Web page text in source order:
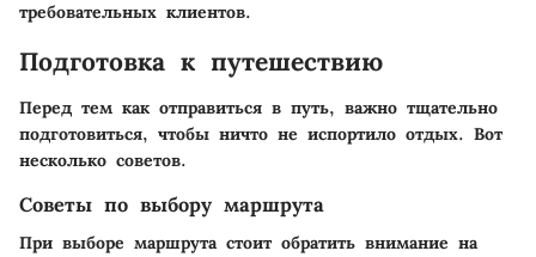
требовательных клиентов.
Подготовка к путешествию
Перед тем как отправиться в путь, важно тщательно
подготовиться, чтобы ничто не испортило отдых. Вот
несколько советов.
Советы по выбору маршрута
При выборе маршрута стоит обратить внимание на